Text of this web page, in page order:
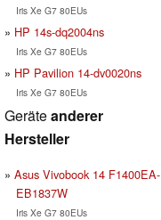
Iris Xe G7 80EUs
HP 14s-dq2004ns
Iris Xe G7 80EUs
HP Pavilion 14-dv0020ns
Iris Xe G7 80EUs
Geräteanderer
Hersteller
Asus Vivobook 14 F1400EA-
EB1837W
Iris Xe G7 80EUs